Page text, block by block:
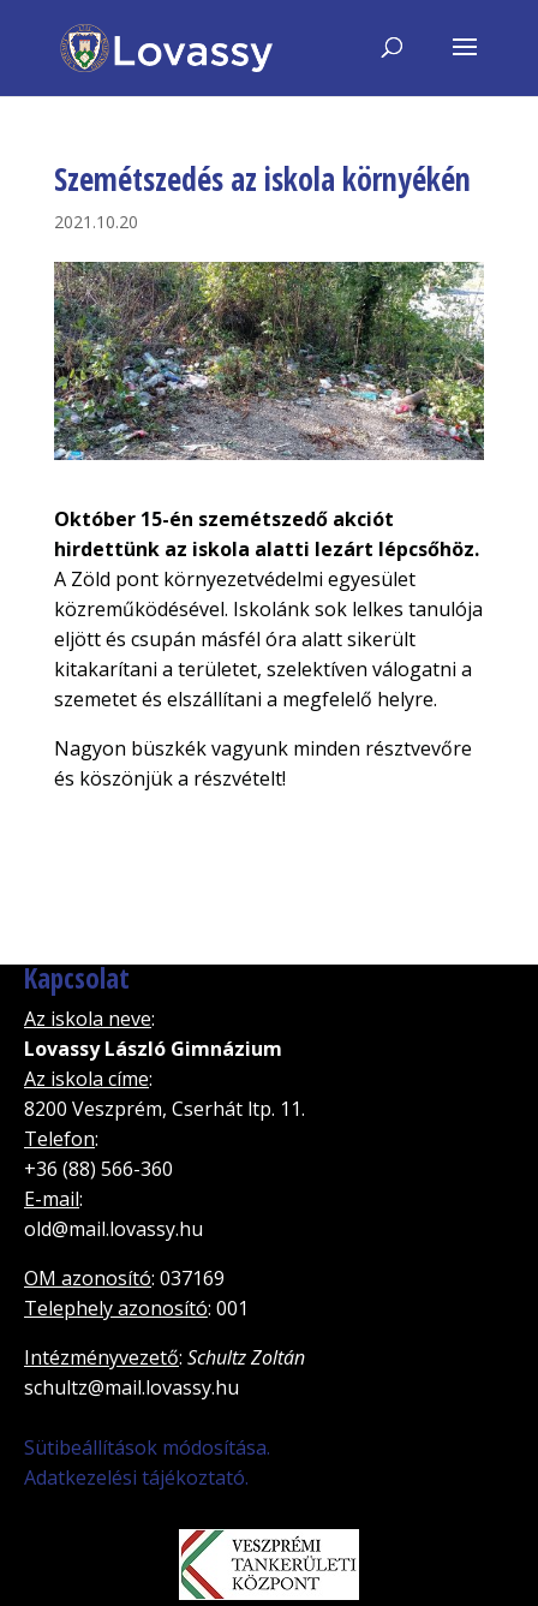
Szemétszedés az iskola környékén
2021.10.20
Október 15-én szemétszedő akciót
hirdettünk az iskola alatti lezárt lépcsőhöz.
A Zöld pont környezetvédelmi egyesület
közreműködésével. Iskolánk sok lelkes tanulója
eljött és csupán másfél óra alatt sikerült
kitakarítani a területet, szelektíven válogatni a
szemetet és elszállítani a megfelelő helyre.
Nagyon büszkék vagyunk minden résztvevőre
és köszönjük a részvételt!
Kapcsolat
Az iskola neve:
Lovassy László Gimnázium
Az iskola címe:
8200 Veszprém, Cserhát ltp. 11.
Telefon:
+36 (88) 566-360
E-mail:
old@mail.lovassy.hu
OM azonosító: 037169
Telephely azonosító: 001
Intézményvezető: Schultz Zoltán
schultz@mail.lovassy.hu
Sütibeállítások módosítása.
Adatkezelési tájékoztató.